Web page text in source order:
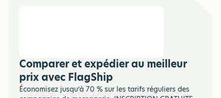
Comparer et expédier au meilleur
prix avec FlagShip
Économisez jusqu’à 70 % sur les tarifs réguliers des